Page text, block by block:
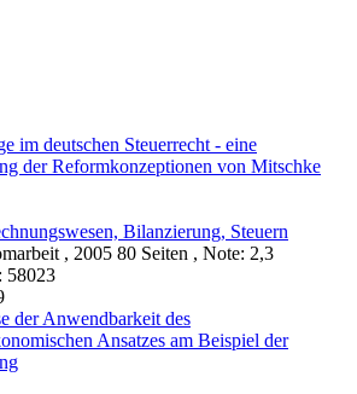
im deutschen Steuerrecht - eine
der Reformkonzeptionen von Mitschke
Bilanzierung, Steuern
, 2005 80 Seiten , Note: 2,3
58023
der Anwendbarkeit des
Ansatzes am Beispiel der